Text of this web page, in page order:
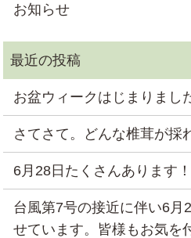
お知らせ
お盆ウィークはじまりまし
さてさて。どんな椎茸が採
6月28日たくさんあります！
台風第7号の接近に伴い6月
せています。皆様もお気を